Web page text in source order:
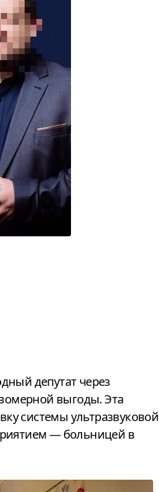
депутат через
выгоды. Эта
системы ультразвуковой
— больницей в